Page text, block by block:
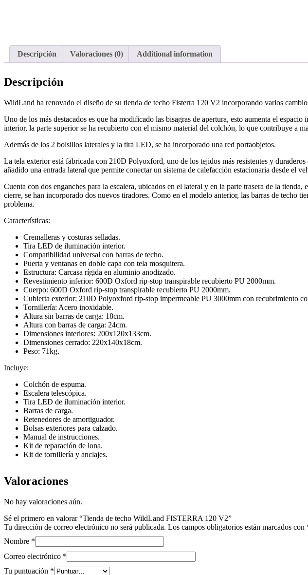
Descripción Valoraciones (0) Additional information
Descripción
WildLand ha renovado el diseño de su tienda de techo Fisterra 120 V2 incorporando varios
Uno de los más destacados es que ha modificado las bisagras de apertura, esto aumenta el
interior, la parte superior se ha recubierto con el mismo material del colchón, lo que contribuye a
Además de los 2 bolsillos laterales y la tira LED, se ha incorporado una red portaobjetos.
La tela exterior está fabricada con 210D Polyoxford, uno de los tejidos más resistentes y
añadido una entrada lateral que permite conectar un sistema de calefacción estacionaria desde el
Cuenta con dos enganches para la escalera, ubicados en el lateral y en la parte trasera de la
cierre, se han incorporado dos nuevos tiradores. Como en el modelo anterior, las barras de techo
problema.
Características:
Cremalleras y costuras selladas.
Tira LED de iluminación interior.
Compatibilidad universal con barras de techo.
Puerta y ventanas en doble capa con tela mosquitera.
Estructura: Carcasa rígida en aluminio anodizado.
Revestimiento inferior: 600D Oxford rip-stop transpirable recubierto PU 2000mm.
Cuerpo: 600D Oxford rip-stop transpirable recubierto PU 2000mm.
Cubierta exterior: 210D Polyoxford rip-stop impermeable PU 3000mm con recubrimiento
Tornillería: Acero inoxidable.
Altura sin barras de carga: 18cm.
Altura con barras de carga: 24cm.
Dimensiones interiores: 200x120x133cm.
Dimensiones cerrado: 220x140x18cm.
Peso: 71kg.
Incluye:
Colchón de espuma.
Escalera telescópica.
Tira LED de iluminación interior.
Barras de carga.
Retenedores de amortiguador.
Bolsas exteriores para calzado.
Manual de instrucciones.
Kit de reparación de lona.
Kit de tornillería y anclajes.
Valoraciones
No hay valoraciones aún.
Sé el primero en valorar “Tienda de techo WildLand FISTERRA 120 V2”
Tu dirección de correo electrónico no será publicada. Los campos obligatorios están marcados con
Nombre *
Correo electrónico *
Tu puntuación *